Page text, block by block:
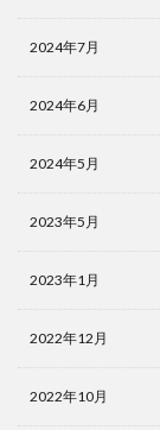
2024年7月
2024年6月
2024年5月
2023年5月
2023年1月
2022年12月
2022年10月